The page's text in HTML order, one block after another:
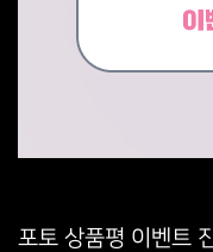
포토 상품평 이벤트